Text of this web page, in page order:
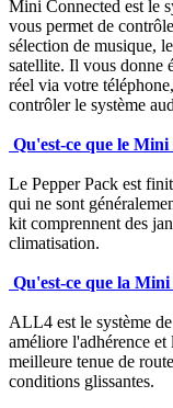
Mini Connected est le
vous permet de
sélection de musique,
satellite. Il vous donne
réel via votre
contrôler le système
Qu'est-ce que le Mini
Le Pepper Pack est
qui ne sont
kit comprennent des
climatisation.
Qu'est-ce que la
ALL4 est le système
améliore l'adhérence
meilleure tenue de
conditions glissantes.